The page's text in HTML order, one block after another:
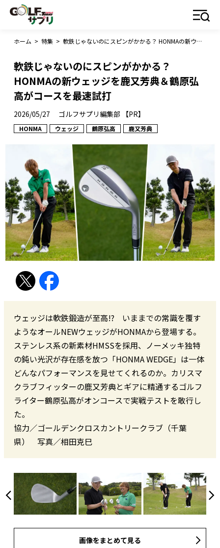
ホーム > 特集 > 軟鉄じゃないのにスピンがかかる？ HONMAの新ウェッジを鹿又芳典＆鶴原弘高がコースを最速試打
軟鉄じゃないのにスピンがかかる？
HONMAの新ウェッジを鹿又芳典＆鶴原弘
高がコースを最速試打
2026/05/27 ゴルフサプリ編集部 【PR】
HONMA ウェッジ 鶴原弘高 鹿又芳典
ウェッジは軟鉄鍛造が至高!? いままでの常識を覆す
ようなオールNEWウェッジがHONMAから登場する。
ステンレス系の新素材HMSSを採用、ノーメッキ独特
の鈍い光沢が存在感を放つ「HONMA WEDGE」は一体
どんなパフォーマンスを見せてくれるのか。カリスマ
クラブフィッターの鹿又芳典とギアに精通するゴルフ
ライター鶴原弘高がオンコースで実戦テストを敢行し
た。
協力／ゴールデンクロスカントリークラブ（千葉
県） 写真／相田克巳
画像をまとめて見る